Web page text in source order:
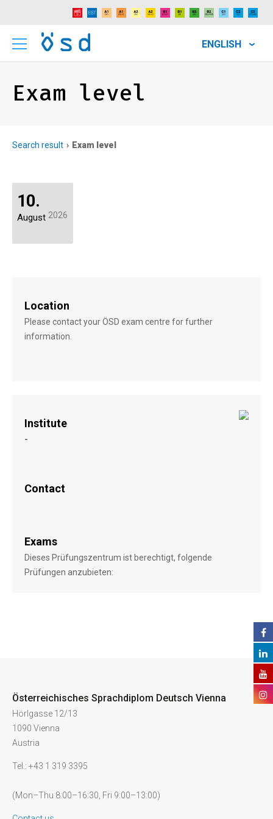
ENGLISH
Exam level
Search result Exam level
10.
August 2026
Location
Please contact your ÖSD exam centre for further
information.
Institute
-
Contact
Exams
Dieses Prüfungszentrum ist berechtigt, folgende
Prüfungen anzubieten:
Österreichisches Sprachdiplom Deutsch Vienna
Hörlgasse 12/13
1090 Vienna
Austria
Tel.: +43 1 319 3395
(Mon–Thu 8:00–16:30, Fri 9:00–13:00)